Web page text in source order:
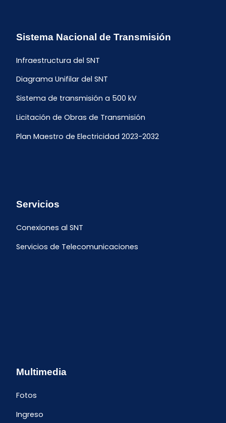
Sistema Nacional de Transmisión
Infraestructura del SNT
Diagrama Unifilar del SNT
Sistema de transmisión a 500 kV
Licitación de Obras de Transmisión
Plan Maestro de Electricidad 2023-2032
Servicios
Conexiones al SNT
Servicios de Telecomunicaciones
Multimedia
Fotos
Ingreso